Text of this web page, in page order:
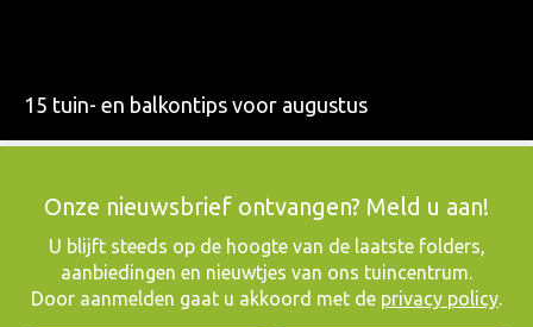
15 tuin- en balkontips voor augustus
Onze nieuwsbrief ontvangen? Meld u aan!
​U blijft steeds op de hoogte van de laatste folders,
aanbiedingen en nieuwtjes van ons tuincentrum.
Door aanmelden gaat u akkoord met de privacy policy.